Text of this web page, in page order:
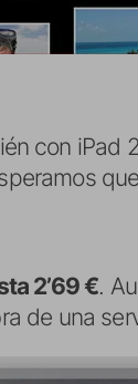
con iPad
2’69 €.
de una